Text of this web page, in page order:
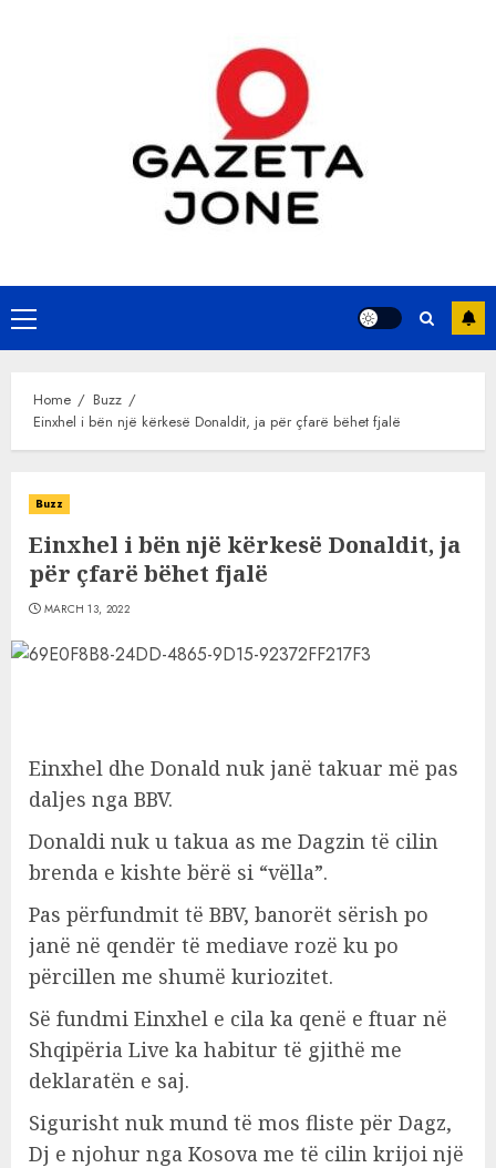
Primary
Menu
Home
Buzz
Einxhel i bën një kërkesë Donaldit, ja për çfarë bëhet fjalë
Buzz
Einxhel i bën një kërkesë Donaldit, ja
për çfarë bëhet fjalë
MARCH 13, 2022
Einxhel dhe Donald nuk janë takuar më pas
daljes nga BBV.
Donaldi nuk u takua as me Dagzin të cilin
brenda e kishte bërë si “vëlla”.
Pas përfundmit të BBV, banorët sërish po
janë në qendër të mediave rozë ku po
përcillen me shumë kuriozitet.
Së fundmi Einxhel e cila ka qenë e ftuar në
Shqipëria Live ka habitur të gjithë me
deklaratën e saj.
Sigurisht nuk mund të mos fliste për Dagz,
Dj e njohur nga Kosova me të cilin krijoi një